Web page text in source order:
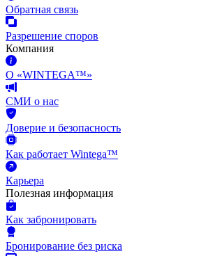
Обратная связь
Разрешение споров
Компания
О «WINTEGA™»
СМИ о нас
Доверие и безопасность
Как работает Wintega™
Карьера
Полезная информация
Как забронировать
Бронирование без риска